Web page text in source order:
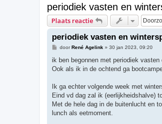
periodiek vasten en
Plaats reactie
periodiek vasten en
B
r
c
doorRené Agelink» 30 jan 2023, 09:20
ik ben begonnen met periodiek
Ook als ik in de ochtend ga
Ik ga echter volgende week met
Eind vd dag zal ik (eerlijkheidshalve)
Met de hele dag in de buitenlucht en
lunch als eetmoment.